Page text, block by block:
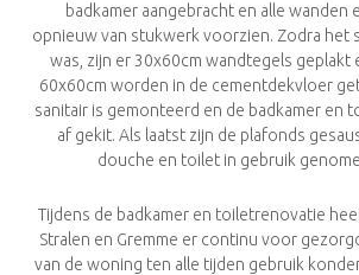
badkamer aangebracht en alle wanden
opnieuw van stukwerk voorzien. Zodra het
was, zijn er 30x60cm wandtegels geplakt
60x60cm worden in de cementdekvloer
sanitair is gemonteerd en de badkamer en
af gekit. Als laatst zijn de plafonds
douche en toilet in gebruik
Tijdens de badkamer en toiletrenovatie
Stralen en Gremme er continu voor
van de woning ten alle tijden gebruik